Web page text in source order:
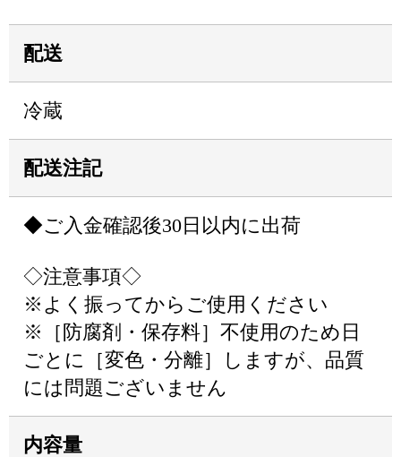
配送
冷蔵
配送注記
◆ご入金確認後30日以内に出荷
◇注意事項◇
※よく振ってからご使用ください
※［防腐剤・保存料］不使用のため日
ごとに［変色・分離］しますが、品質
には問題ございません
内容量